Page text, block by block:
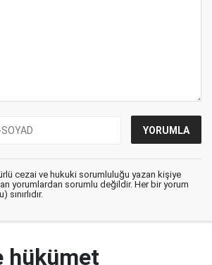
cezai ve hukuki sorumluluğu yazan kişiye
yorumlardan sorumlu değildir. Her bir yorum
hükümet